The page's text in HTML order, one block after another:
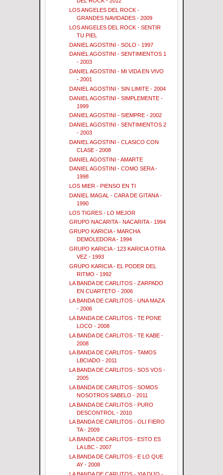
LOS ANGELES DEL ROCK -
GRANDES NAVIDADES - 2009
LOS ANGELES DEL ROCK - SENTIR
TU PIEL
DANIEL AGOSTINI - SOLO - 1997
DANIEL AGOSTINI - SENTIMIENTOS 1
- 2003
DANIEL AGOSTINI - MI VIDA EN VIVO
- 2001
DANIEL AGOSTINI - SIN LIMITE - 2004
DANIEL AGOSTINI - SIMPLEMENTE -
1999
DANIEL AGOSTINI - SIEMPRE - 2002
DANIEL AGOSTINI - SENTIMIENTOS 2
- 2003
DANIEL AGOSTINI - CLASICO CON
CLASE - 2008
DANIEL AGOSTINI - AMARTE
DANIEL AGOSTINI - COMO SERA -
1998
LOS MIER - PIENSO EN TI
DANIEL MAGAL - CARA DE GITANA -
1990
LOS TIGRES - LO MEJOR
GRUPO NACARITA - NACARITA - 1994
GRUPO KARICIA - MARCHA
DEMOLEDORA - 1994
GRUPO KARICIA - 123 KARICIA OTRA
VEZ - 1993
GRUPO KARICIA - EL PODER DEL
RITMO - 1992
LA BANDA DE CARLITOS - ZARPADO
EN CUARTETO - 2006
LA BANDA DE CARLITOS - UNA MAZA
- 2006
LA BANDA DE CARLITOS - TE PONE
LOCO - 2008
LA BANDA DE CARLITOS - TE KABE -
2008
LA BANDA DE CARLITOS - TAMOS
LBCIADO - 2011
LA BANDA DE CARLITOS - SOS VOS -
2005
LA BANDA DE CARLITOS - SOMOS
NOSOTROS SABELO - 2011
LA BANDA DE CARLITOS - PURO
DESCONTROL - 2010
LA BANDA DE CARLITOS - OLI FIERO
TA - 2009
LA BANDA DE CARLITOS - ESTO ES
LA LBC - 2007
LA BANDA DE CARLITOS - E LO QUE
AY - 2008